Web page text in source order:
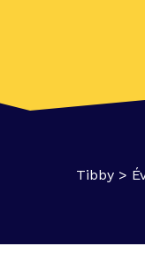
Tibby>